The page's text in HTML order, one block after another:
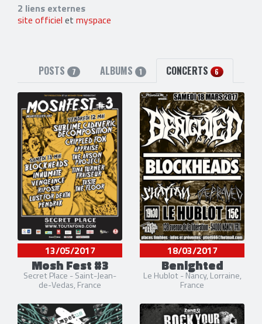
2 liens externes
site officiel et myspace
POSTS 7 ALBUMS 1 CONCERTS 6
13/05/2017
Mosh Fest #3
Secret Place - Saint-Jean-
de-Vedas, France
18/03/2017
Benighted
Le Hublot - Nancy, Lorraine,
France